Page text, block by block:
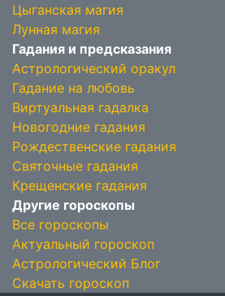
Цыганская магия
Лунная магия
Гадания и предсказания
Астрологический оракул
Гадание на любовь
Виртуальная гадалка
Новогодние гадания
Рождественские гадания
Святочные гадания
Крещенские гадания
Другие гороскопы
Все гороскопы
Актуальный гороскоп
Астрологический Блог
Скачать гороскоп